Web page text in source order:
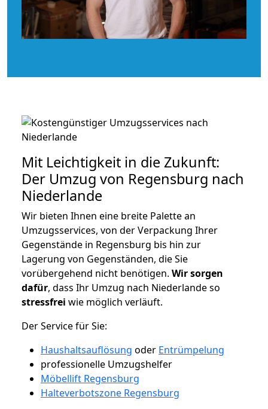
Mit Leichtigkeit in die Zukunft:
Der Umzug von Regensburg nach
Niederlande
Wir bieten Ihnen eine breite Palette an
Umzugsservices, von der Verpackung Ihrer
Gegenstände in Regensburg bis hin zur
Lagerung von Gegenständen, die Sie
vorübergehend nicht benötigen. Wir sorgen
dafür, dass Ihr Umzug nach Niederlande so
stressfrei wie möglich verläuft.
Der Service für Sie:
Haushaltsauflösung oder Entrümpelung
professionelle Umzugshelfer
Möbellift Regensburg
Halteverbotszone Regensburg